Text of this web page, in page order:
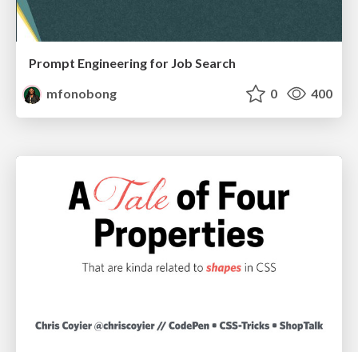
Prompt Engineering for Job Search
mfonobong
0 400